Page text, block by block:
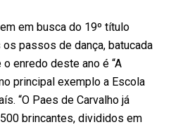
em busca do 19º título
passos de dança, batucada
enredo deste ano é “A
principal exemplo a Escola
“O Paes de Carvalho já
brincantes, divididos em